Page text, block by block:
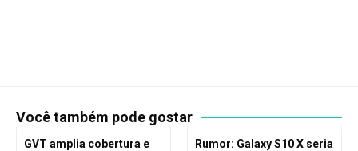
Você também pode gostar
GVT amplia cobertura e
Rumor: Galaxy S10 X seria